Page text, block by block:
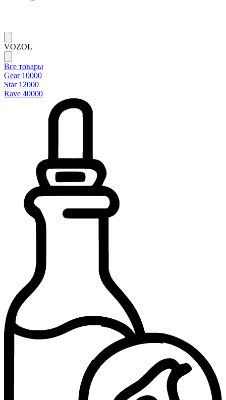
VOZOL
Все товары
Gear 10000
Star 12000
Rave 40000